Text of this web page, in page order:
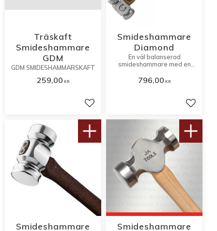
Träskaft
Smideshammare
GDM
GDM SMIDESHAMMARSKAFT
259,00 KR
Lägg till i favoriter
Smideshammare
Diamond
En väl balanserad
smideshammare med en
och en flat.
796,00 KR
Lägg
Smideshammare
Smideshammare